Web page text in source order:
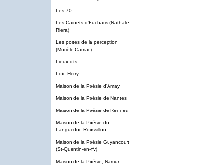
Les 70
Les Carnets d'Eucharis (Nathalie
Riera)
Les portes de la perception
(Murièle Camac)
Lieux-dits
Loïc Herry
Maison de la Poésie d'Amay
Maison de la Poésie de Nantes
Maison de la Poésie de Rennes
Maison de la Poésie du
Languedoc-Roussillon
Maison de la Poésie Guyancourt
(St-Quentin-en-Yv)
Maison de la Poésie, Namur